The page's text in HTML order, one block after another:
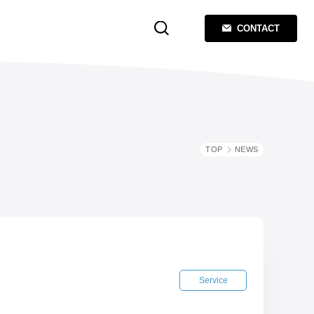
CONTACT
TOP NEWS
Service